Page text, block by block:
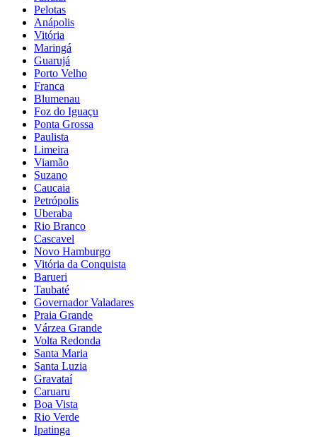
Pelotas
Anápolis
Vitória
Maringá
Guarujá
Porto Velho
Franca
Blumenau
Foz do Iguaçu
Ponta Grossa
Paulista
Limeira
Viamão
Suzano
Caucaia
Petrópolis
Uberaba
Rio Branco
Cascavel
Novo Hamburgo
Vitória da Conquista
Barueri
Taubaté
Governador Valadares
Praia Grande
Várzea Grande
Volta Redonda
Santa Maria
Santa Luzia
Gravataí
Caruaru
Boa Vista
Rio Verde
Ipatinga